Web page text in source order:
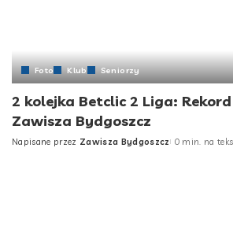
Foto Klub Seniorzy
2 kolejka Betclic 2 Liga:
Zawisza Bydgoszcz
Napisane przez Zawisza Bydgoszcz 0 min. na